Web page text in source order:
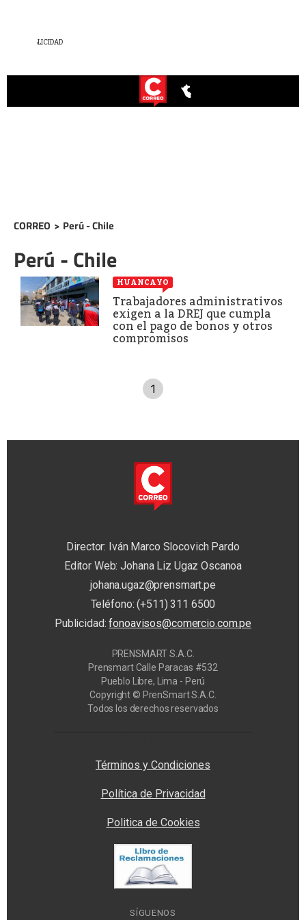
CORREO > Perú - Chile
Perú - Chile
HUANCAYO
Trabajadores administrativos
exigen a la DREJ que cumpla
con el pago de bonos y otros
compromisos
1
Director: Iván Marco Slocovich Pardo
Editor Web: Johana Liz Ugaz Oscanoa
johana.ugaz@prensmart.pe
Teléfono: (+511) 311 6500
Publicidad:fonoavisos@comercio.com.pe
PRENSMART S.A.C.
Prensmart Calle Paracas #532
Pueblo Libre, Lima - Perú
Copyright © PrenSmart S.A.C.
Todos los derechos reservados
Términos y Condiciones
Política de Privacidad
Politica de Cookies
SÍGUENOS